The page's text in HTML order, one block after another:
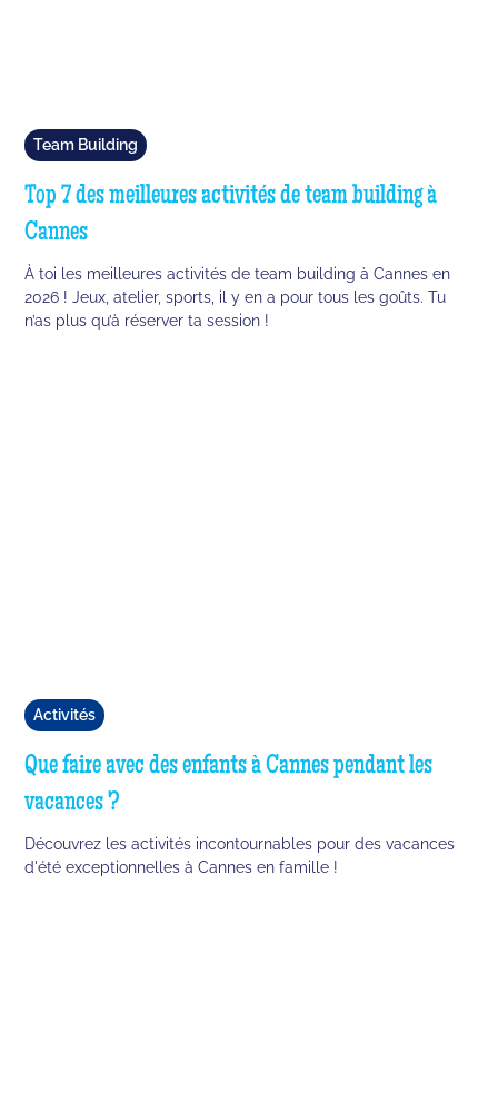
Team Building
Top 7 des meilleures activités de team building à
Cannes
À toi les meilleures activités de team building à Cannes en
2026 ! Jeux, atelier, sports, il y en a pour tous les goûts. Tu
n’as plus qu’à réserver ta session !
Activités
Que faire avec des enfants à Cannes pendant les
vacances ?
Découvrez les activités incontournables pour des vacances
d'été exceptionnelles à Cannes en famille !